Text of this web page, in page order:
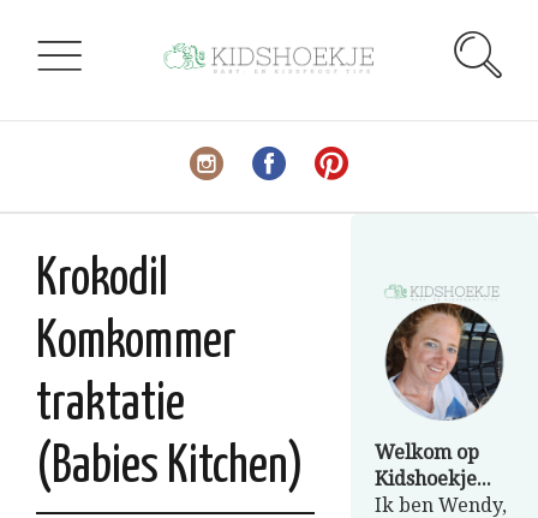
Krokodil
Komkommer
traktatie
(Babies Kitchen)
Welkom op
Kidshoekje...
Ik ben Wendy,